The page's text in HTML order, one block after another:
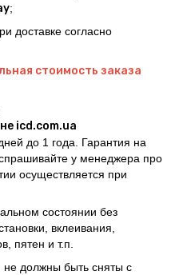
;
доставке согласно
стоимость заказа
icd.com.ua
до 1 года. Гарантия на
у менеджера про
осуществляется при
состоянии без
вклеивания,
пятен и т.п.
не должны быть сняты с